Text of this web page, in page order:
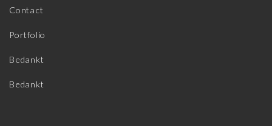
Contact
Portfolio
Bedankt
Bedankt